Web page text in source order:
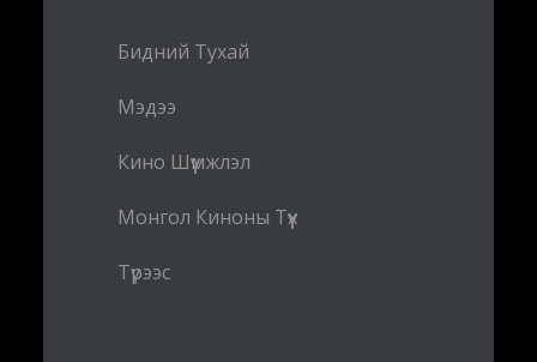
Бидний Тухай
Мэдээ
Кино Шүүмжлэл
Монгол Киноны Түүх
Түрээс